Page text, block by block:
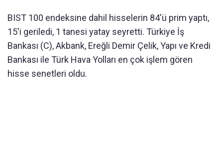
BIST 100 endeksine dahil hisselerin 84'ü prim yaptı,
15'i geriledi, 1 tanesi yatay seyretti. Türkiye İş
Bankası (C), Akbank, Ereğli Demir Çelik, Yapı ve Kredi
Bankası ile Türk Hava Yolları en çok işlem gören
hisse senetleri oldu.